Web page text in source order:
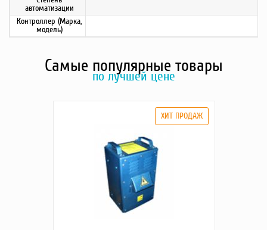
автоматизации
Контроллер (Марка,
модель)
Самые популярные товары
по лучшей цене